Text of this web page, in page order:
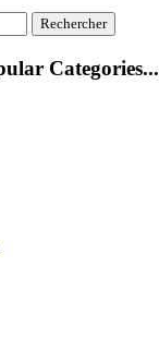
Categories...